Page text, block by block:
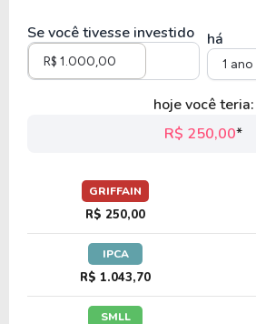
Se você tivesse investido há
1 ano
hoje você teria:
R$ 250,00*
GRIFFAIN
R$ 250,00
IPCA
R$ 1.043,70
SMLL